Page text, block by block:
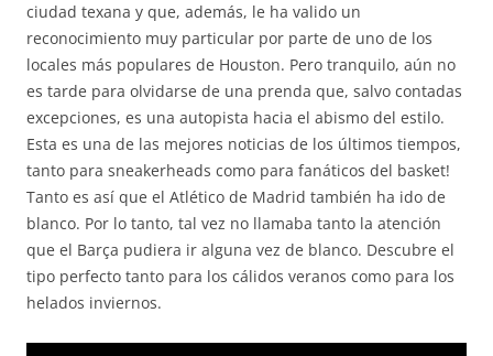
ciudad texana y que, además, le ha valido un
reconocimiento muy particular por parte de uno de los
locales más populares de Houston. Pero tranquilo, aún no
es tarde para olvidarse de una prenda que, salvo contadas
excepciones, es una autopista hacia el abismo del estilo.
Esta es una de las mejores noticias de los últimos tiempos,
tanto para sneakerheads como para fanáticos del basket!
Tanto es así que el Atlético de Madrid también ha ido de
blanco. Por lo tanto, tal vez no llamaba tanto la atención
que el Barça pudiera ir alguna vez de blanco. Descubre el
tipo perfecto tanto para los cálidos veranos como para los
helados inviernos.